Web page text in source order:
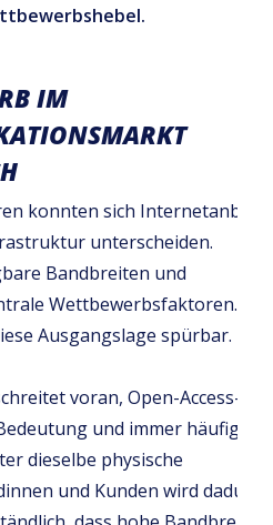
IM
konnten sich
unterscheiden.
Bandbreiten und
Wettbewerbsfaktoren.
Ausgangslage spürbar.
voran, Open-Access-
und immer häufiger
dieselbe physische
und Kunden wird dadurch